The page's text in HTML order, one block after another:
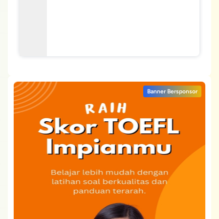
Banner Bersponsor